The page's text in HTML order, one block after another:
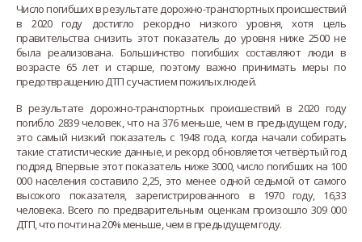
Число погибших в результате дорожно-транспортных происшествий
в 2020 году достигло рекордно низкого уровня, хотя цель
правительства снизить этот показатель до уровня ниже 2500 не
была реализована. Большинство погибших составляют люди в
возрасте 65 лет и старше, поэтому важно принимать меры по
предотвращению ДТП с участием пожилых людей.
В результате дорожно-транспортных происшествий в 2020 году
погибло 2839 человек, что на 376 меньше, чем в предыдущем году,
это самый низкий показатель с 1948 года, когда начали собирать
такие статистические данные, и рекорд обновляется четвёртый год
подряд. Впервые этот показатель ниже 3000, число погибших на 100
000 населения составило 2,25, это менее одной седьмой от самого
высокого показателя, зарегистрированного в 1970 году, 16,33
человека. Всего по предварительным оценкам произошло 309 000
ДТП, что почти на 20% меньше, чем в предыдущем году.